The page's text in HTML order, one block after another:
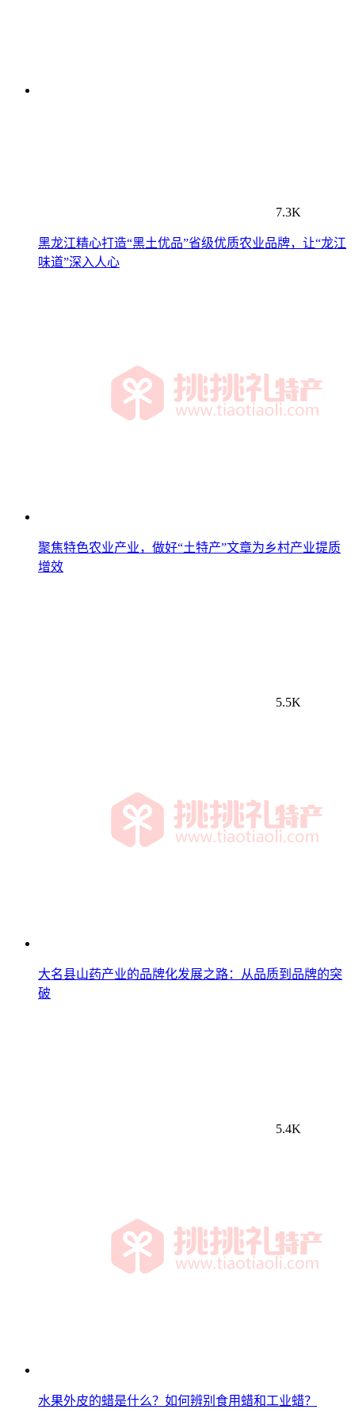
7.3K
黑龙江精心打造“黑土优品”省级优质农业品牌，让“龙江
味道”深入人心
聚焦特色农业产业，做好“土特产”文章为乡村产业提质
增效
5.5K
大名县山药产业的品牌化发展之路：从品质到品牌的突
破
5.4K
水果外皮的蜡是什么？如何辨别食用蜡和工业蜡？